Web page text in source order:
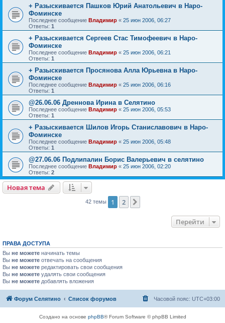
+ Разыскивается Пашков Юрий Анатольевич в Наро-
Фоминске
Последнее сообщение Владимир « 25 июн 2006, 06:27
Ответы: 1
+ Разыскивается Сергеев Стас Тимофеевич в Наро-
Фоминске
Последнее сообщение Владимир « 25 июн 2006, 06:21
Ответы: 1
+ Разыскивается Просянова Алла Юрьевна в Наро-
Фоминске
Последнее сообщение Владимир « 25 июн 2006, 06:16
Ответы: 1
@26.06.06 Дреннова Ирина в Селятино
Последнее сообщение Владимир « 25 июн 2006, 05:53
Ответы: 1
+ Разыскивается Шилов Игорь Станиславович в Наро-
Фоминске
Последнее сообщение Владимир « 25 июн 2006, 05:48
Ответы: 1
@27.06.06 Подлипалин Борис Валерьевич в селятино
Последнее сообщение Владимир « 25 июн 2006, 02:20
Ответы: 2
Новая тема
42 темы 1 2
Перейти
ПРАВА ДОСТУПА
Вы не можете начинать темы
Вы не можете отвечать на сообщения
Вы не можете редактировать свои сообщения
Вы не можете удалять свои сообщения
Вы не можете добавлять вложения
Форум Селятино Список форумов Часовой пояс: UTC+03:00
Создано на основе phpBB® Forum Software © phpBB Limited